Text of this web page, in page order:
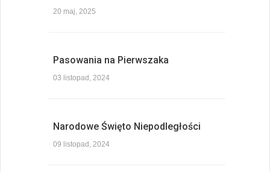
20 maj, 2025
Pasowania na Pierwszaka
03 listopad, 2024
Narodowe Święto Niepodległości
09 listopad, 2024